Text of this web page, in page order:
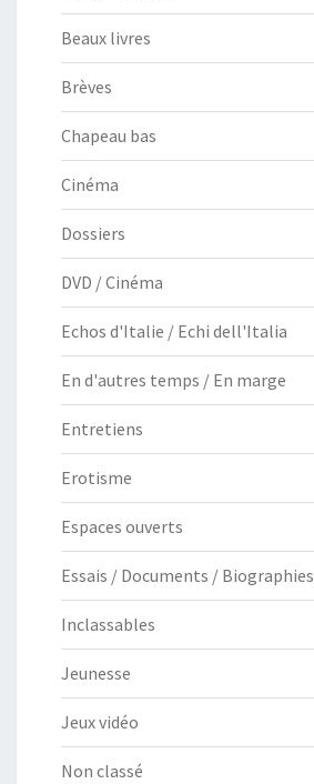
Beaux livres
Brèves
Chapeau bas
Cinéma
Dossiers
DVD / Cinéma
Echos d'Italie / Echi dell'Italia
En d'autres temps / En marge
Entretiens
Erotisme
Espaces ouverts
Essais / Documents / Biographies
Inclassables
Jeunesse
Jeux vidéo
Non classé